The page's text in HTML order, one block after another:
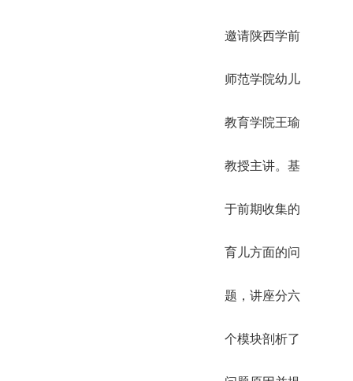
邀请陕西学前
师范学院幼儿
教育学院王瑜
教授主讲。基
于前期收集的
育儿方面的问
题，讲座分六
个模块剖析了